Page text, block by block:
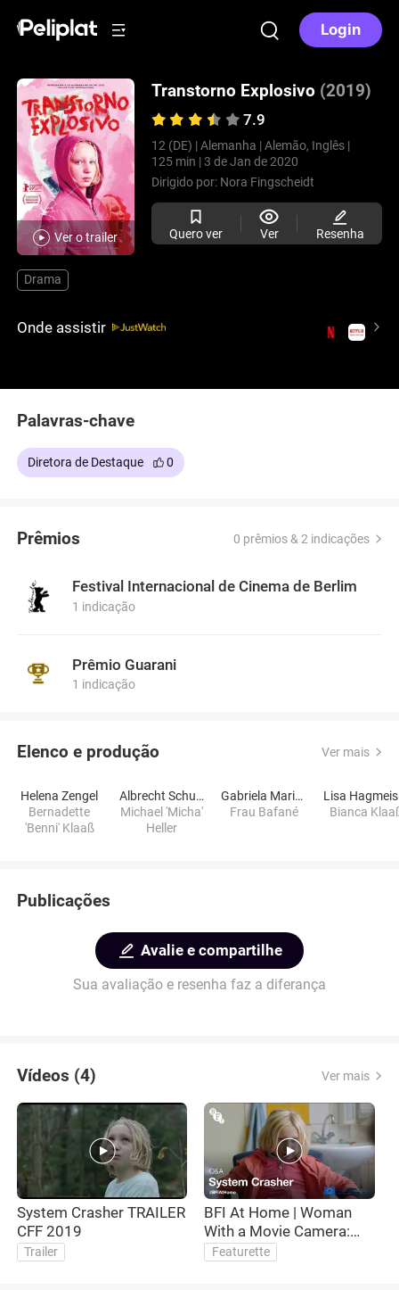
Login
Ver o trailer
Transtorno Explosivo (2019)
7.9
12 (DE) | Alemanha | Alemão, Inglês |
125 min | 3 de Jan de 2020
Dirigido por: Nora Fingscheidt
Quero ver Ver Resenha
Drama
Onde assistir
Palavras-chave
Diretora de Destaque 0
Prêmios 0 prêmios & 2 indicações
Festival Internacional de Cinema de Berlim
1 indicação
Prêmio Guarani
1 indicação
Elenco e produção Ver mais
Helena Zengel
Bernadette
'Benni' Klaaß
Albrecht Schuch
Michael 'Micha'
Heller
Gabriela Maria Schmeide
Frau Bafané
Bianca
Publicações
Avalie e compartilhe
Sua avaliação e resenha faz a diferança
Vídeos (4) Ver mais
System Crasher TRAILER
CFF 2019
Trailer
BFI At Home | Woman
With a Movie Camera:
System Crasher Q&A
Featurette